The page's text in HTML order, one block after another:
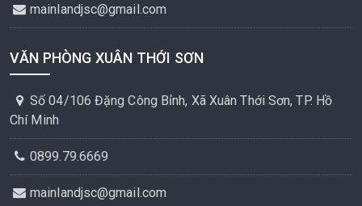
mainlandjsc@gmail.com
VĂN PHÒNG XUÂN THỚI SƠN
Số 04/106 Đặng Công Bỉnh, Xã Xuân Thới Sơn, TP. Hồ
Chí Minh
0899.79.6669
mainlandjsc@gmail.com